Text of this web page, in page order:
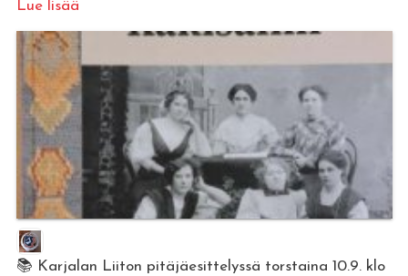
Lue lisää
📚 Karjalan Liiton pitäjäesittelyssä torstaina 10.9. klo